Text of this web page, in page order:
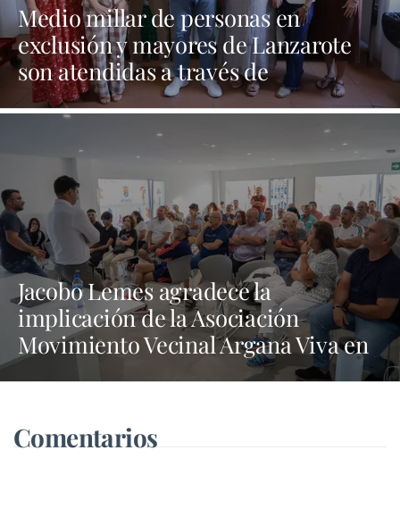
Medio millar de personas en
exclusión y mayores de Lanzarote
son atendidas a través de
programas sociales
Jacobo Lemes agradece la
implicación de la Asociación
Movimiento Vecinal Argana Viva en
la lucha contra los vertidos incívicos
Comentarios